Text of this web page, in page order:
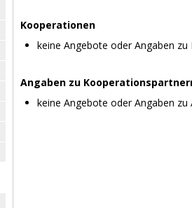
Kooperationen
keine Angebote oder Angaben
Angaben zu
keine Angebote oder Angaben